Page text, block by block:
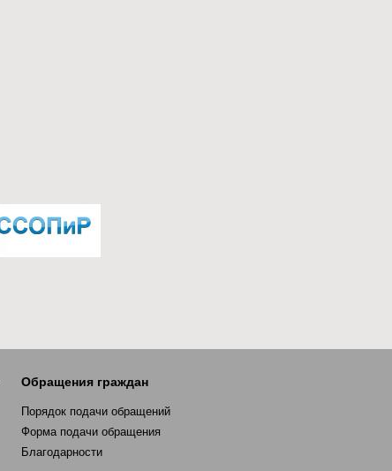
Обращения граждан
Порядок подачи обращений
Форма подачи обращения
Благодарности